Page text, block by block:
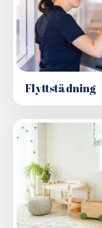
Flyttstädning